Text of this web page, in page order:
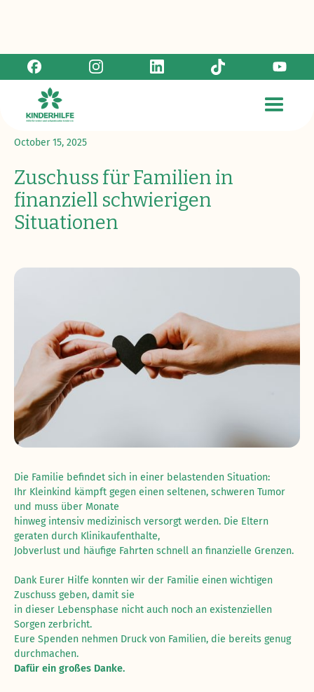
October 15, 2025
Zuschuss für Familien in
finanziell schwierigen
Situationen
Die Familie befindet sich in einer belastenden Situation:
Ihr Kleinkind kämpft gegen einen seltenen, schweren Tumor
und muss über Monate
hinweg intensiv medizinisch versorgt werden. Die Eltern
geraten durch Klinikaufenthalte,
Jobverlust und häufige Fahrten schnell an finanzielle Grenzen.
Dank Eurer Hilfe konnten wir der Familie einen wichtigen
Zuschuss geben, damit sie
in dieser Lebensphase nicht auch noch an existenziellen
Sorgen zerbricht.
Eure Spenden nehmen Druck von Familien, die bereits genug
durchmachen.
Dafür ein großes Danke.